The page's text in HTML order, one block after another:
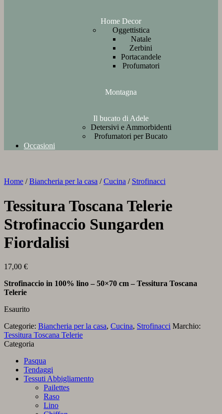
Home Decor
Oggettistica
Natale
Zerbini
Portacandele
Profumatori
Montagna
Il bucato di Adele
Detersivi e Ammorbidenti
Profumatori per Bucato
Occasioni
Home / Biancheria per la casa / Cucina / Strofinacci
Tessitura Toscana Telerie
Strofinaccio Sungarden
Fiordalisi
17,00 €
Strofinaccio in 100% lino – 50×70 cm – Tessitura Toscana
Telerie
Esaurito
Categorie: Biancheria per la casa, Cucina, Strofinacci Marchio:
Tessitura Toscana Telerie
Categoria
Pasqua
Tendaggi
Tessuti Abbigliamento
Pailettes
Raso
Lino